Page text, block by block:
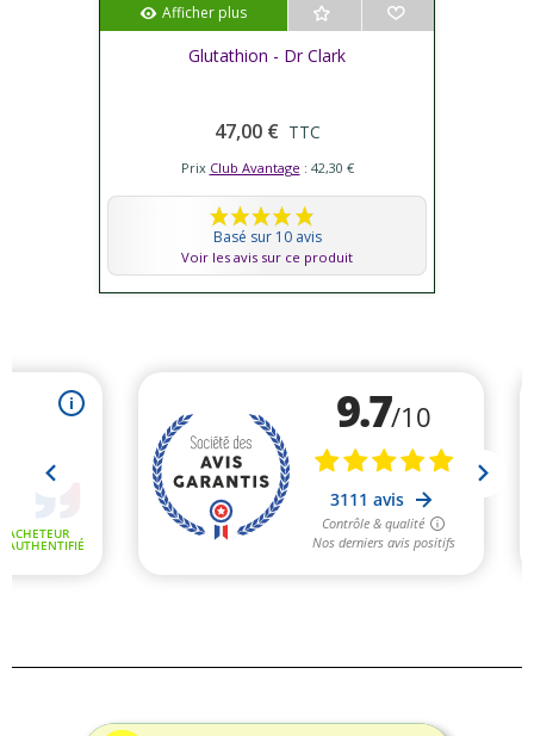
Afficher plus
Glutathion - Dr Clark
47,00 € TTC
Prix Club Avantage : 42,30 €
Basé sur 10 avis
Voir les avis sur ce produit